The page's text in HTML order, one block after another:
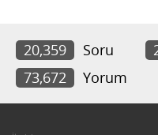
20,359 Soru
73,672
Yorum